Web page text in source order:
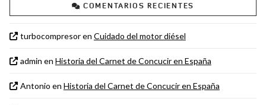
COMENTARIOS RECIENTES
turbocompresoren Cuidado del motor diésel
admin en Historia del Carnet de Concucir en España
Antonio en Historia del Carnet de Concucir en España